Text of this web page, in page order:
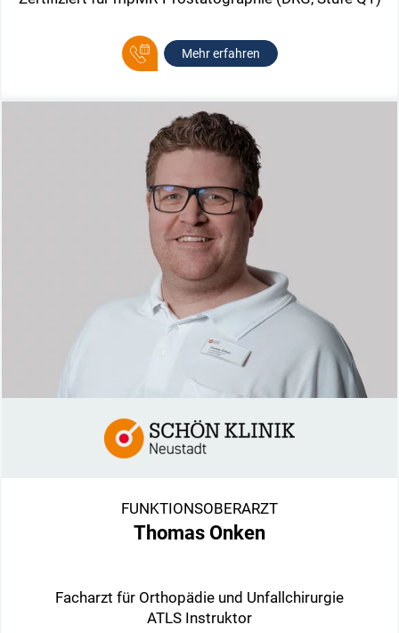
Mehr erfahren
FUNKTIONSOBERARZT
Thomas Onken
Facharzt für Orthopädie und Unfallchirurgie
ATLS Instruktor